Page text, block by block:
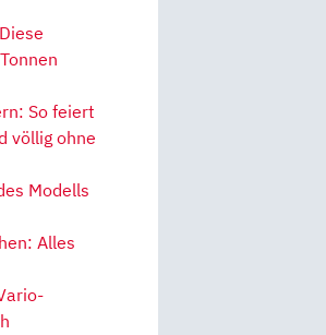
So feiert
völlig ohne
Modells
Alles